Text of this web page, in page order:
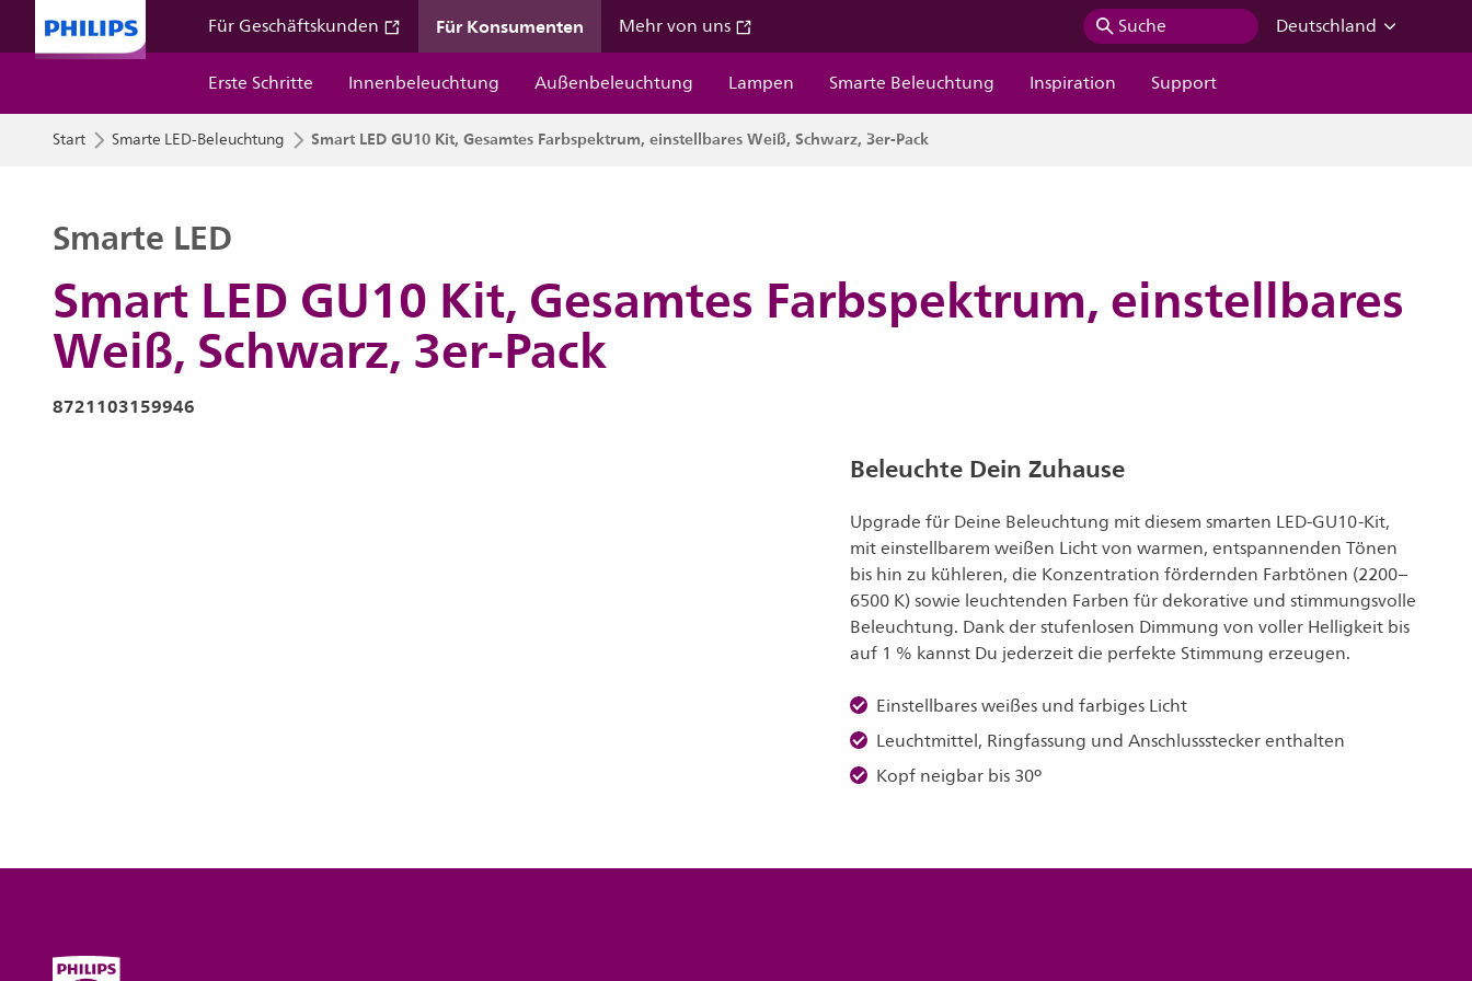
Für Geschäftskunden Für Konsumenten Mehr von uns Suche
Deutschland
Erste Schritte
Innenbeleuchtung Außenbeleuchtung Lampen Smarte Beleuchtung Inspiration Support
Start Smarte LED-Beleuchtung Smart LED GU10 Kit, Gesamtes Farbspektrum, einstellbares Weiß, Schwarz, 3er-Pack
Smart LED GU10 Kit, Gesamtes Farbspektrum, einstellbares
Weiß, Schwarz, 3er-Pack
Smarte LED
8721103159946
Beleuchte Dein Zuhause
Upgrade für Deine Beleuchtung mit diesem smarten LED-GU10-Kit,
mit einstellbarem weißen Licht von warmen, entspannenden Tönen
bis hin zu kühleren, die Konzentration fördernden Farbtönen (2200–
6500 K) sowie leuchtenden Farben für dekorative und stimmungsvolle
Beleuchtung. Dank der stufenlosen Dimmung von voller Helligkeit bis
auf 1 % kannst Du jederzeit die perfekte Stimmung erzeugen.
Einstellbares weißes und farbiges Licht
Leuchtmittel, Ringfassung und Anschlussstecker enthalten
Kopf neigbar bis 30º